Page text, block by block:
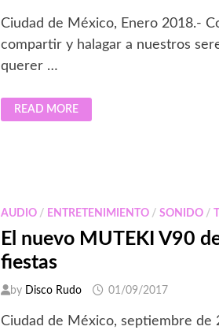
Ciudad de México, Enero 2018.-
compartir y halagar a nuestros
querer …
SONY
TIENE
READ MORE
AUDIO / ENTRETENIMIENTO /SONIDO /
El nuevo MUTEKI V90
fiestas
by Disco Rudo 01/09/2017
Ciudad de México, septiembre de